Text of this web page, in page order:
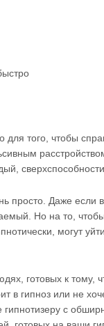
для того, чтобы
просто. Даже если
Но на то, чтобы
могут
готовых к тому,
в гипноз или не
с